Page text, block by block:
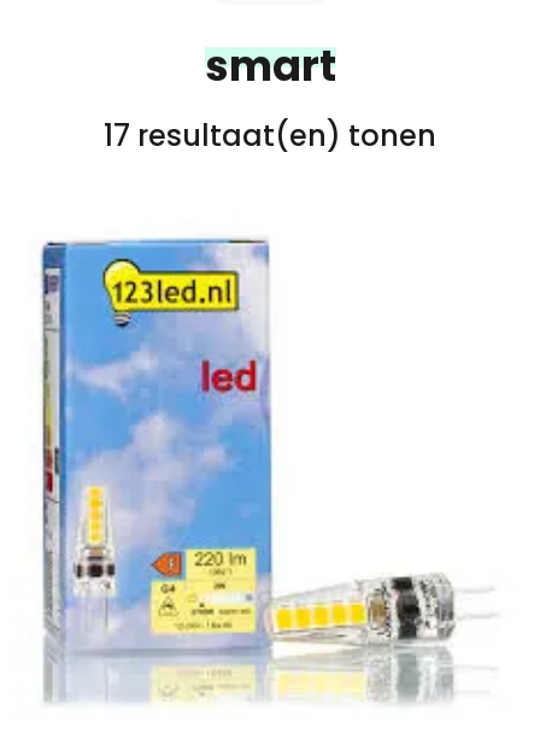
smart
17 resultaat(en) tonen